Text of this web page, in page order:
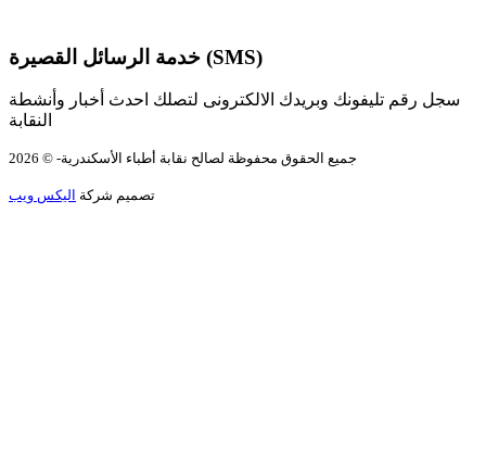
خدمة الرسائل القصيرة (SMS)
سجل رقم تليفونك وبريدك الالكترونى لتصلك احدث أخبار وأنشطة
النقابة
جميع الحقوق محفوظة لصالح نقابة أطباء الأسكندرية- © 2026
تصميم شركة اليكس ويب